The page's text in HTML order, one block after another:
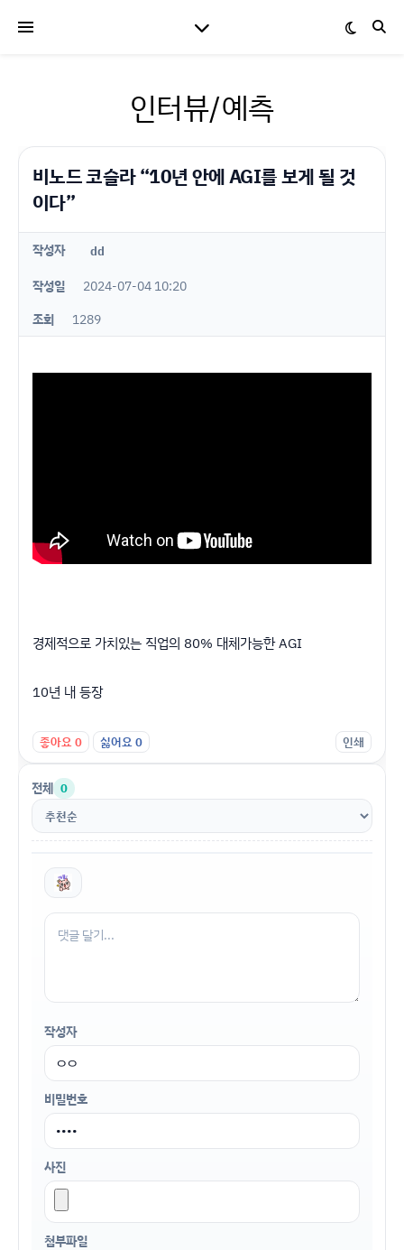
인터뷰/예측
비노드 코슬라 “10년 안에 AGI를 보게 될 것
이다”
작성자 dd
작성일
2024-07-04 10:20
조회
1289
경제적으로 가치있는 직업의 80% 대체가능한 AGI
10년 내 등장
좋아요 0 싫어요 0 인쇄
전체 0
작성자
비밀번호
사진
첨부파일